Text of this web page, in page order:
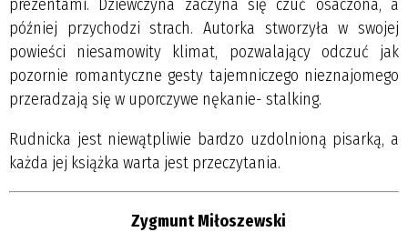
prezentami. Dziewczyna zaczyna się czuć osaczona, a
później przychodzi strach. Autorka stworzyła w swojej
powieści niesamowity klimat, pozwalający odczuć jak
pozornie romantyczne gesty tajemniczego nieznajomego
przeradzają się w uporczywe nękanie- stalking.
Rudnicka jest niewątpliwie bardzo uzdolnioną pisarką, a
każda jej książka warta jest przeczytania.
Zygmunt Miłoszewski